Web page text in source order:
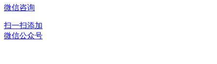
微信咨询
扫一扫添加
微信公众号